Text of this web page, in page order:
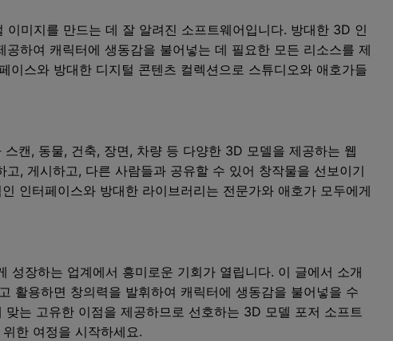
미지를 만드는 데 잘 알려진 소프트웨어입니다. 방대한 3D 인
하여 캐릭터에 생동감을 불어넣는 데 필요한 모든 리소스를 제
이스와 방대한 디지털 콘텐츠 컬렉션으로 스튜디오와 애호가들
캔, 동물, 건축, 장면, 차량 등 다양한 3D 모델을 제공하는 웹
, 게시하고, 다른 사람들과 공유할 수 있어 창작물을 선보이기
인터페이스와 방대한 라이브러리는 전문가와 애호가 모두에게
성장하는 업계에서 흥미로운 기회가 열립니다. 이 글에서 소개
활용하면 창의력을 발휘하여 캐릭터에 생동감을 불어넣을 수
는 고유한 이점을 제공하므로 선호하는 3D 모델 포저 소프트
한 여정을 시작하세요.